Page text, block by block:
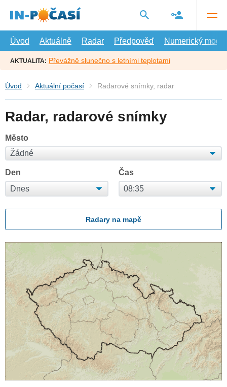
hlavní
Úvod
Aktuálně Radar Předpověď Numerický model
AKTUALITA: Převážně slunečno s letními teplotami
Úvod Aktuální počasí Radarové snímky, radar
Radar, radarové snímky
Město
Den Čas
Radary na mapě